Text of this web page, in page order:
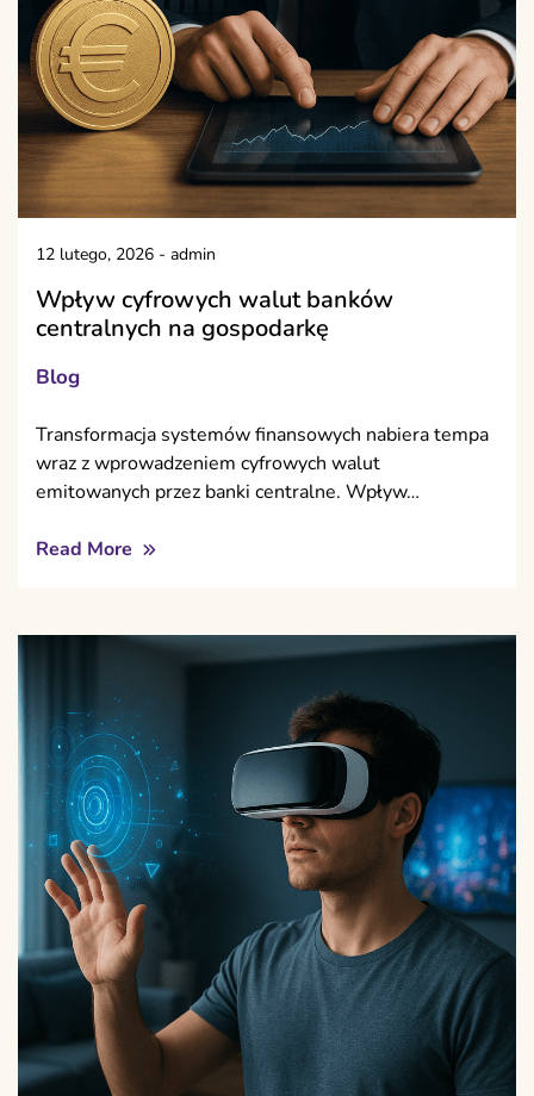
12 lutego, 2026 - admin
Wpływ cyfrowych walut banków
centralnych na gospodarkę
Blog
Transformacja systemów finansowych nabiera tempa
wraz z wprowadzeniem cyfrowych walut
emitowanych przez banki centralne. Wpływ…
Read More